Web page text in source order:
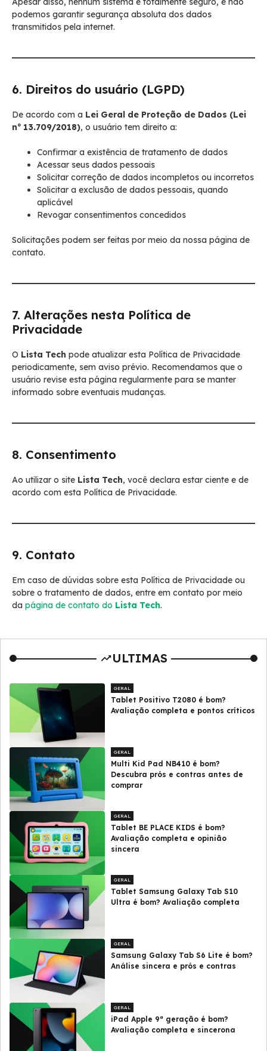
podemos garantir segurança absoluta dos dados
transmitidos pela internet.
6. Direitos do usuário (LGPD)
De acordo com a Lei Geral de Proteção de Dados (Lei
nº 13.709/2018), o usuário tem direito a:
Confirmar a existência de tratamento de dados
Acessar seus dados pessoais
Solicitar correção de dados incompletos ou incorretos
Solicitar a exclusão de dados pessoais, quando
aplicável
Revogar consentimentos concedidos
Solicitações podem ser feitas por meio da nossa página de
contato.
7. Alterações nesta Política de
Privacidade
O Lista Tech pode atualizar esta Política de Privacidade
periodicamente, sem aviso prévio. Recomendamos que o
usuário revise esta página regularmente para se manter
informado sobre eventuais mudanças.
8. Consentimento
Ao utilizar o site Lista Tech, você declara estar ciente e de
acordo com esta Política de Privacidade.
9. Contato
Em caso de dúvidas sobre esta Política de Privacidade ou
sobre o tratamento de dados, entre em contato por meio
da página de contato do Lista Tech.
ULTIMAS
GERAL
Tablet Positivo T2080 é bom?
Avaliação completa e pontos críticos
GERAL
Multi Kid Pad NB410 é bom?
Descubra prós e contras antes de
comprar
GERAL
Tablet BE PLACE KIDS é bom?
Avaliação completa e opinião
sincera
GERAL
Tablet Samsung Galaxy Tab S10
Ultra é bom? Avaliação completa
GERAL
Samsung Galaxy Tab S6 Lite é bom?
Análise sincera e prós e contras
GERAL
iPad Apple 9ª geração é bom?
Avaliação completa e sincerona